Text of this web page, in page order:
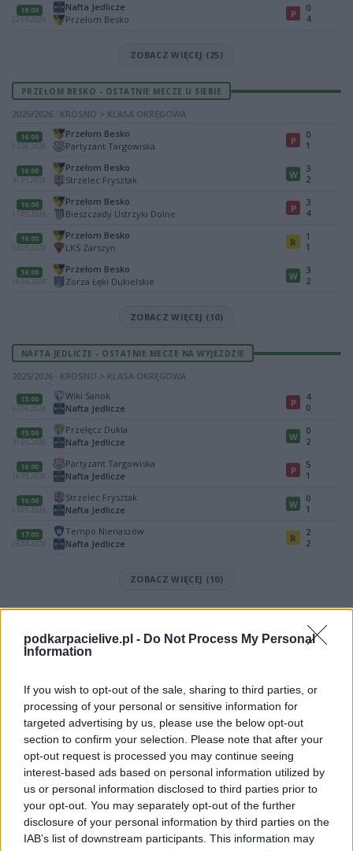
podkarpacielive.pl - Do Not Process My Personal
Information
If you wish to opt-out of the sale, sharing to third parties, or
processing of your personal or sensitive information for
targeted advertising by us, please use the below opt-out
section to confirm your selection. Please note that after your
opt-out request is processed you may continue seeing
interest-based ads based on personal information utilized by
us or personal information disclosed to third parties prior to
your opt-out. You may separately opt-out of the further
disclosure of your personal information by third parties on the
IAB’s list of downstream participants. This information may
18:00
22.05.2026
Nafta Jedlicze
Przełom Besko
P
0
4
ZOBACZ WIĘCEJ (25)
PRZEŁOM BESKO - OSTATNIE MECZE U SIEBIE
2025/2026 · KROSNO > KLASA OKRĘGOWA
16:00
07.06.2026
Przełom Besko
Partyzant Targowiska
P
0
1
16:00
31.05.2026
Przełom Besko
Strzelec Frysztak
W
3
2
16:00
17.05.2026
Przełom Besko
Bieszczady Ustrzyki Dolne
P
3
4
16:00
03.05.2026
Przełom Besko
LKS Zarszyn
R
1
1
16:00
19.04.2026
Przełom Besko
Zorza Łęki Dukielskie
W
3
2
ZOBACZ WIĘCEJ (10)
NAFTA JEDLICZE - OSTATNIE MECZE NA WYJEZDZIE
2025/2026 · KROSNO > KLASA OKRĘGOWA
15:00
07.06.2026
Wiki Sanok
Nafta Jedlicze
P
4
0
15:00
31.05.2026
Przełęcz Dukla
Nafta Jedlicze
W
0
2
16:00
16.05.2026
Partyzant Targowiska
Nafta Jedlicze
P
5
1
16:00
03.05.2026
Strzelec Frysztak
Nafta Jedlicze
W
0
1
17:00
25.04.2026
Tempo Nienaszów
Nafta Jedlicze
R
2
2
ZOBACZ WIĘCEJ (10)
Mecz Przełom Besko - Nafta Jedlicze (Krosno > Klasa Okręgowa)
Spotkanie pomiędzy Przełom Besko i Nafta Jedlicze
rozegrane
zostanie w ramach Krosno > Klasa Okręgowa (11. kolejki - Klasa O
Na stronie PodkarpacieLive.pl znajdziesz
wynik meczu, strzelców
bramek, kartki, składy, statystyki i informacje o przebiegu
spotkania. To kompletne źródło danych dla kibiców i pasjonatów
lokalnej piłki nożnej. Jeżeli aktualnie nie widzisz tutaj danych z pewnością
pracujemy nad tym żeby je uzupełnić.
Wynik meczu Przełom Besko vs Nafta Jedlicze
Po zakończeniu spotkania automatycznie publikujemyoficjalny wynik
spotkania, a także dane meczowe, jeśli są dostępne.
Pełny harmonogram rozgrywek dostępny jest tutaj: Krosno > Klasa
Okręgowa - terminarz.